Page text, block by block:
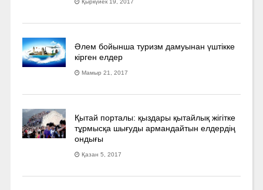
Әлем бойынша туризм дамуынан үштікке
кірген елдер
Мамыр 21, 2017
Қытай порталы: қыздары қытайлық жігітке
тұрмысқа шығуды армандайтын елдердің
ондығы
Қазан 5, 2017